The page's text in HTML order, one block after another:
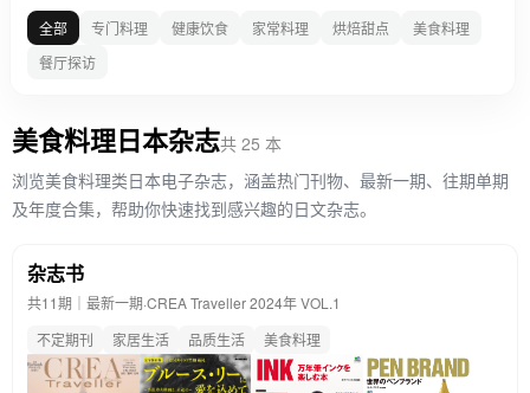
全部 专门料理 健康饮食 家常料理 烘焙甜点
美食料理
餐厅探访
美食料理日本杂志共 25 本
浏览美食料理类日本电子杂志，涵盖热门刊物、最新一期、往期单期
及年度合集，帮助你快速找到感兴趣的日文杂志。
杂志书
共11期｜最新一期·CREA Traveller 2024年 VOL.1
不定期刊
家居生活 品质生活 美食料理